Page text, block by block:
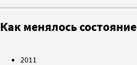
Как менялось состояние
2011